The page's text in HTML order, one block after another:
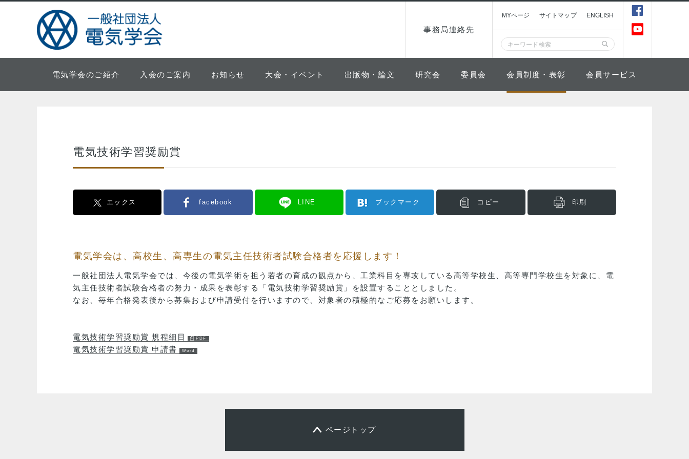
事務局連絡先
MYページ サイトマップ ENGLISH
電気学会のご紹介 入会のご案内 お知らせ 大会・イベント 出版物・論文 研究会 委員会 会員制度・表彰 会員サービス
電気技術学習奨励賞
エックス facebook LINE ブックマーク コピー 印刷
電気学会は、高校生、高専生の電気主任技術者試験合格者を応援します！
一般社団法人電気学会では、今後の電気学術を担う若者の育成の観点から、工業科目を専攻している高等学校生、高等専門学校生を対象に、電
気主任技術者試験合格者の努力・成果を表彰する「電気技術学習奨励賞」を設置することとしました。
なお、毎年合格発表後から募集および申請受付を行いますので、対象者の積極的なご応募をお願いします。
電気技術学習奨励賞 規程細目
電気技術学習奨励賞 申請書
ページトップ